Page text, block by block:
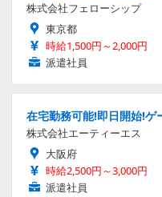
株式会社フェローシップ
東京都
時給1,500円～2,000円
派遣社員
在宅勤務可能!即日開始!ゲ
株式会社エーティーエス
大阪府
時給2,500円～3,000円
派遣社員